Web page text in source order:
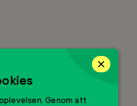
×
Genom att